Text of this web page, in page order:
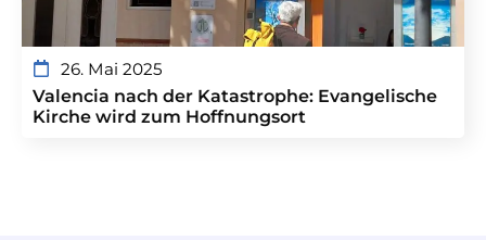
26. Mai 2025
Valencia nach der Katastrophe: Evangelische
Kirche wird zum Hoffnungsort